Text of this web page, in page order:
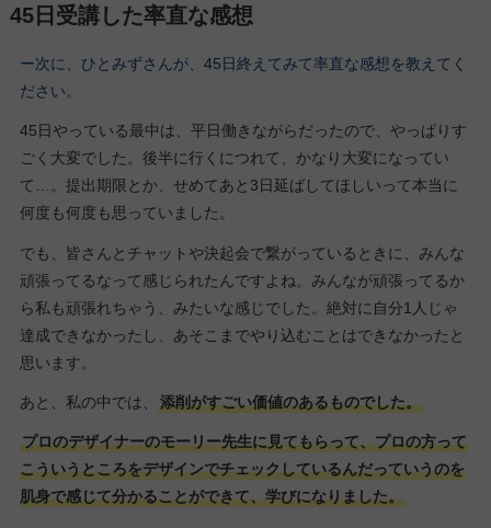
45日受講した率直な感想
ー次に、ひとみずさんが、45日終えてみて率直な感想を教えてく
ださい。
45日やっている最中は、平日働きながらだったので、やっぱりす
ごく大変でした。後半に行くにつれて、かなり大変になってい
て…。提出期限とか、せめてあと3日延ばしてほしいって本当に
何度も何度も思っていました。
でも、皆さんとチャットや決起会で繋がっているときに、みんな
頑張ってるなって感じられたんですよね。みんなが頑張ってるか
ら私も頑張れちゃう、みたいな感じでした。絶対に自分1人じゃ
達成できなかったし、あそこまでやり込むことはできなかったと
思います。
あと、私の中では、 添削がすごい価値のあるものでした。
プロのデザイナーのモーリー先生に見てもらって、プロの方って
こういうところをデザインでチェックしているんだっていうのを
肌身で感じて分かることができて、学びになりました。